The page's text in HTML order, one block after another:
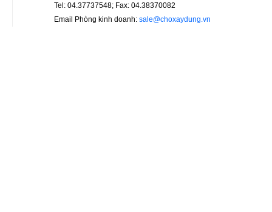
Tel: 04.37737548; Fax: 04.38370082
Email Phòng kinh doanh: sale@choxaydung.vn